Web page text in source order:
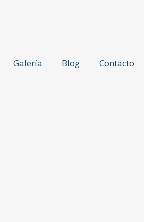
Galería Blog Contacto